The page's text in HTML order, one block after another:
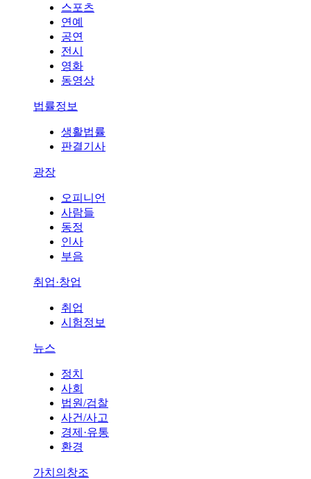
스포츠
연예
공연
전시
영화
동영상
법률정보
생활법률
판결기사
광장
오피니언
사람들
동정
인사
부음
취업·창업
취업
시험정보
뉴스
정치
사회
법원/검찰
사건/사고
경제·유통
환경
가치의창조